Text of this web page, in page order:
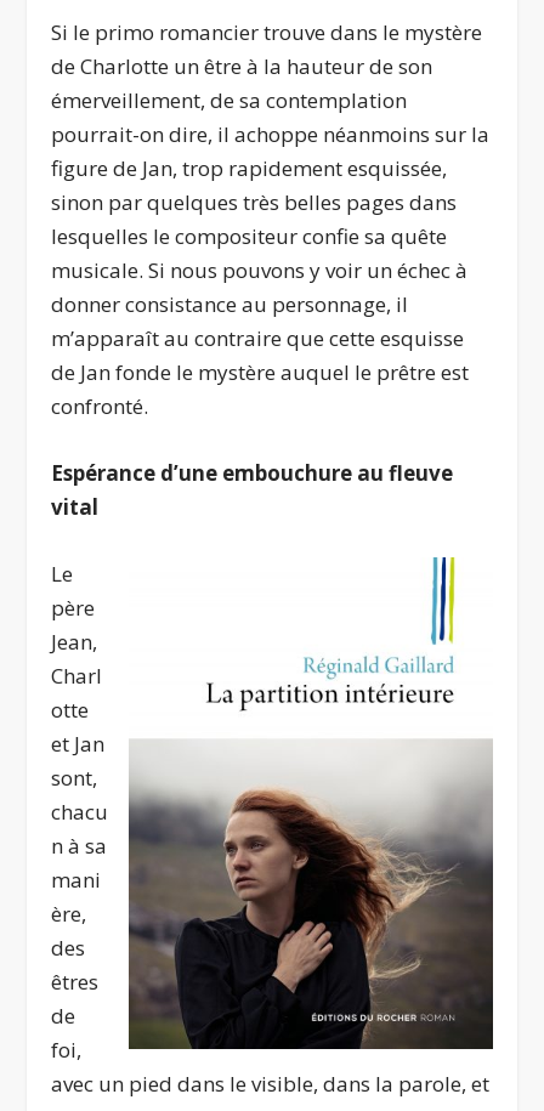
Si le primo romancier trouve dans le mystère
de Charlotte un être à la hauteur de son
émerveillement, de sa contemplation
pourrait-on dire, il achoppe néanmoins sur la
figure de Jan, trop rapidement esquissée,
sinon par quelques très belles pages dans
lesquelles le compositeur confie sa quête
musicale. Si nous pouvons y voir un échec à
donner consistance au personnage, il
m’apparaît au contraire que cette esquisse
de Jan fonde le mystère auquel le prêtre est
confronté.
Espérance d’une embouchure au fleuve
vital
Le
père
Jean,
Charl
otte
et Jan
sont,
chacu
n à sa
mani
ère,
des
êtres
de
foi,
avec un pied dans le visible, dans la parole, et